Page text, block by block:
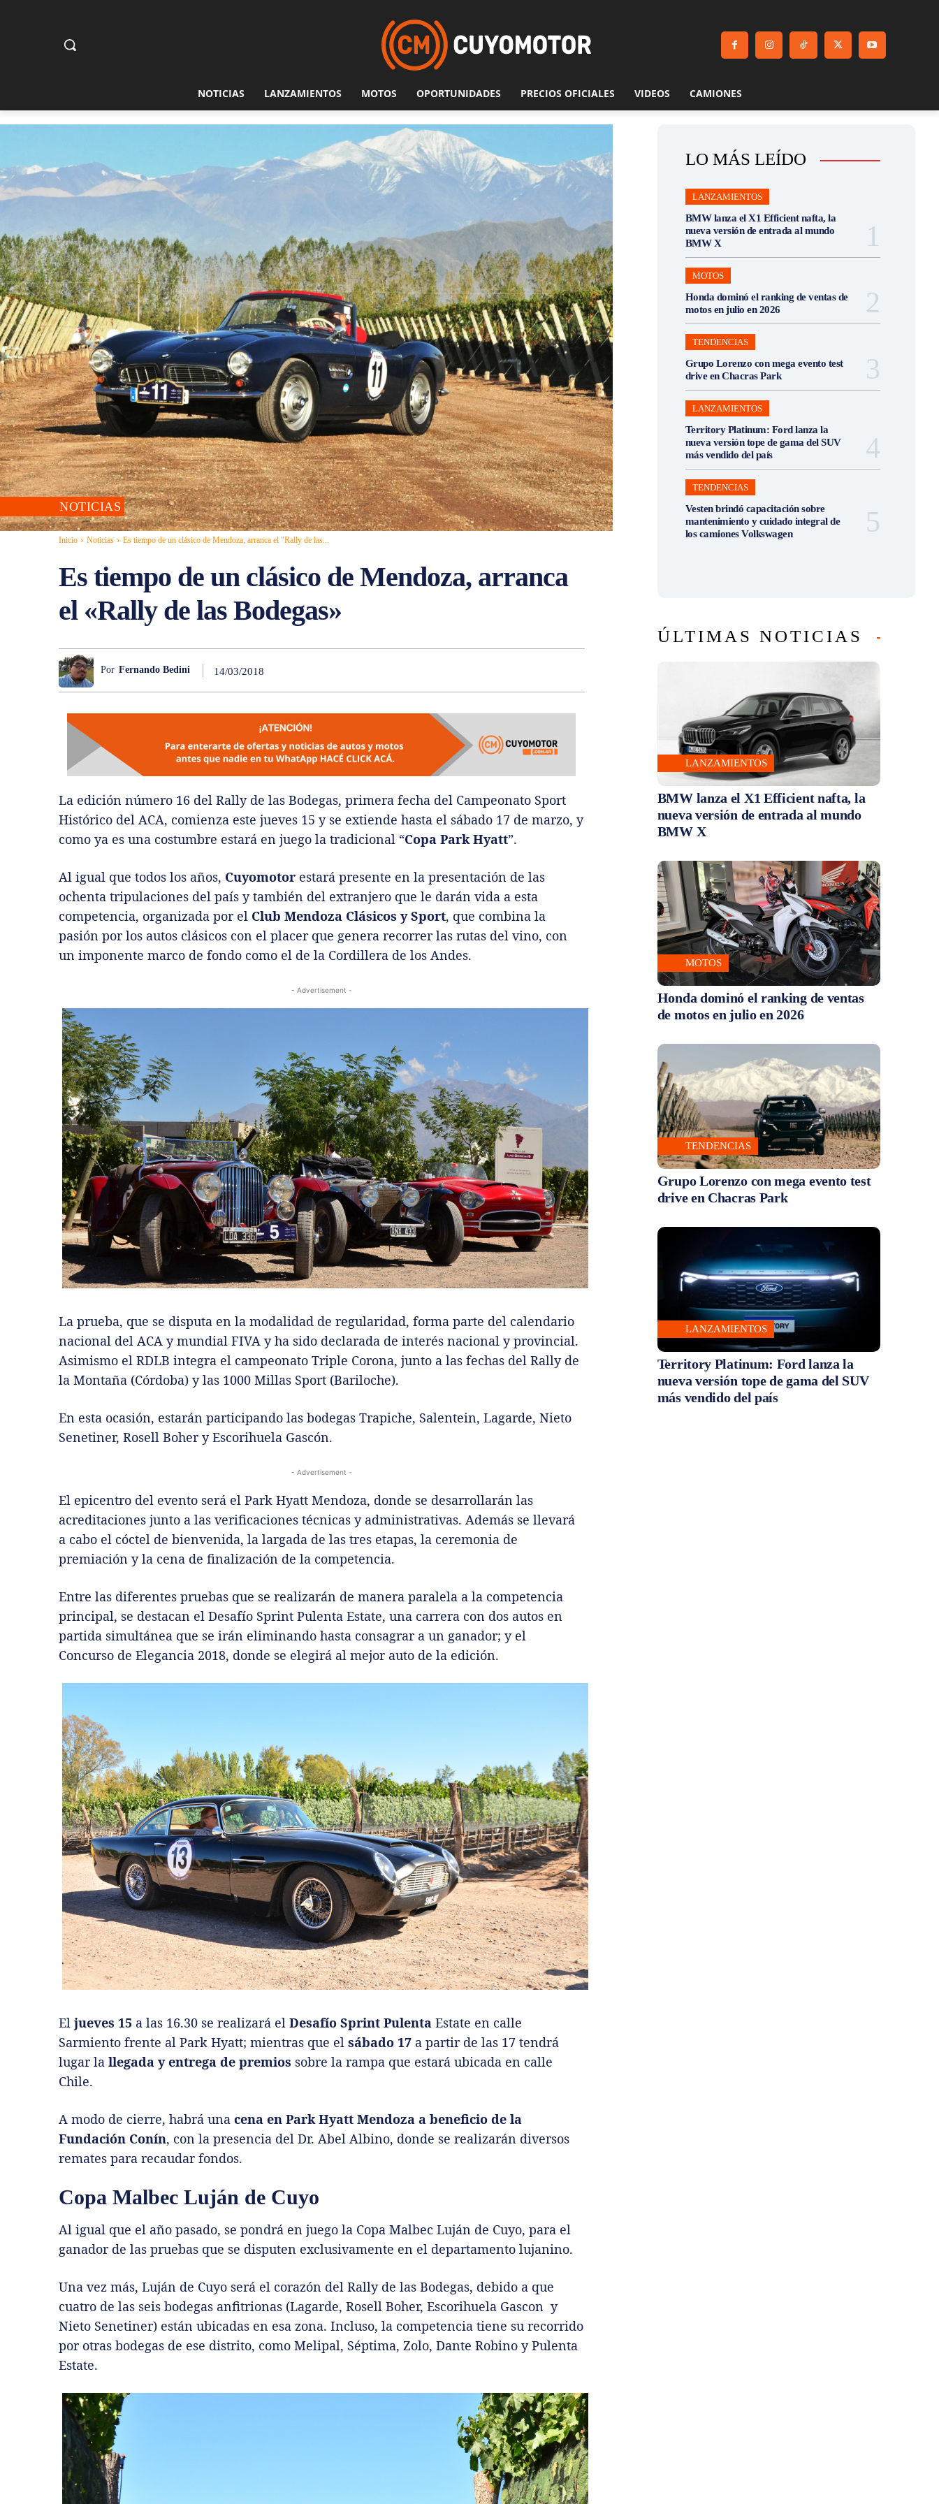
NOTICIAS LANZAMIENTOS MOTOS OPORTUNIDADES PRECIOS OFICIALES VIDEOS CAMIONES
NOTICIAS
Inicio Noticias Es tiempo de un clásico de Mendoza, arranca el "Rally de las...
Es tiempo de un clásico de Mendoza, arranca
el «Rally de las Bodegas»
Por Fernando Bedini 14/03/2018
La edición número 16 del Rally de las Bodegas, primera fecha del Campeonato Sport
Histórico del ACA, comienza este jueves 15 y se extiende hasta el sábado 17 de marzo, y
como ya es una costumbre estará en juego la tradicional “Copa Park Hyatt”.
Al igual que todos los años, Cuyomotor estará presente en la presentación de las
ochenta tripulaciones del país y también del extranjero que le darán vida a esta
competencia, organizada por el Club Mendoza Clásicos y Sport, que combina la
pasión por los autos clásicos con el placer que genera recorrer las rutas del vino, con
un imponente marco de fondo como el de la Cordillera de los Andes.
- Advertisement -
La prueba, que se disputa en la modalidad de regularidad, forma parte del calendario
nacional del ACA y mundial FIVA y ha sido declarada de interés nacional y provincial.
Asimismo el RDLB integra el campeonato Triple Corona, junto a las fechas del Rally de
la Montaña (Córdoba) y las 1000 Millas Sport (Bariloche).
En esta ocasión, estarán participando las bodegas Trapiche, Salentein, Lagarde, Nieto
Senetiner, Rosell Boher y Escorihuela Gascón.
- Advertisement -
El epicentro del evento será el Park Hyatt Mendoza, donde se desarrollarán las
acreditaciones junto a las verificaciones técnicas y administrativas. Además se llevará
a cabo el cóctel de bienvenida, la largada de las tres etapas, la ceremonia de
premiación y la cena de finalización de la competencia.
Entre las diferentes pruebas que se realizarán de manera paralela a la competencia
principal, se destacan el Desafío Sprint Pulenta Estate, una carrera con dos autos en
partida simultánea que se irán eliminando hasta consagrar a un ganador; y el
Concurso de Elegancia 2018, donde se elegirá al mejor auto de la edición.
El jueves 15 a las 16.30 se realizará el Desafío Sprint Pulenta Estate en calle
Sarmiento frente al Park Hyatt; mientras que el sábado 17 a partir de las 17 tendrá
lugar la llegada y entrega de premios sobre la rampa que estará ubicada en calle
Chile.
A modo de cierre, habrá una cena en Park Hyatt Mendoza a beneficio de la
Fundación Conín, con la presencia del Dr. Abel Albino, donde se realizarán diversos
remates para recaudar fondos.
Copa Malbec Luján de Cuyo
Al igual que el año pasado, se pondrá en juego la Copa Malbec Luján de Cuyo, para el
ganador de las pruebas que se disputen exclusivamente en el departamento lujanino.
Una vez más, Luján de Cuyo será el corazón del Rally de las Bodegas, debido a que
cuatro de las seis bodegas anfitrionas (Lagarde, Rosell Boher, Escorihuela Gascon y
Nieto Senetiner) están ubicadas en esa zona. Incluso, la competencia tiene su recorrido
por otras bodegas de ese distrito, como Melipal, Séptima, Zolo, Dante Robino y Pulenta
Estate.
LO MÁS LEÍDO
LANZAMIENTOS
BMW lanza el X1 Efficient nafta, la
nueva versión de entrada al mundo
BMW X
MOTOS
Honda dominó el ranking de ventas de
motos en julio en 2026
TENDENCIAS
Grupo Lorenzo con mega evento test
drive en Chacras Park
LANZAMIENTOS
Territory Platinum: Ford lanza la
nueva versión tope de gama del SUV
más vendido del país
TENDENCIAS
Vesten brindó capacitación sobre
mantenimiento y cuidado integral de
los camiones Volkswagen
ÚLTIMAS NOTICIAS
LANZAMIENTOS
BMW lanza el X1 Efficient nafta, la
nueva versión de entrada al mundo
BMW X
MOTOS
Honda dominó el ranking de ventas
de motos en julio en 2026
TENDENCIAS
Grupo Lorenzo con mega evento test
drive en Chacras Park
LANZAMIENTOS
Territory Platinum: Ford lanza la
nueva versión tope de gama del SUV
más vendido del país